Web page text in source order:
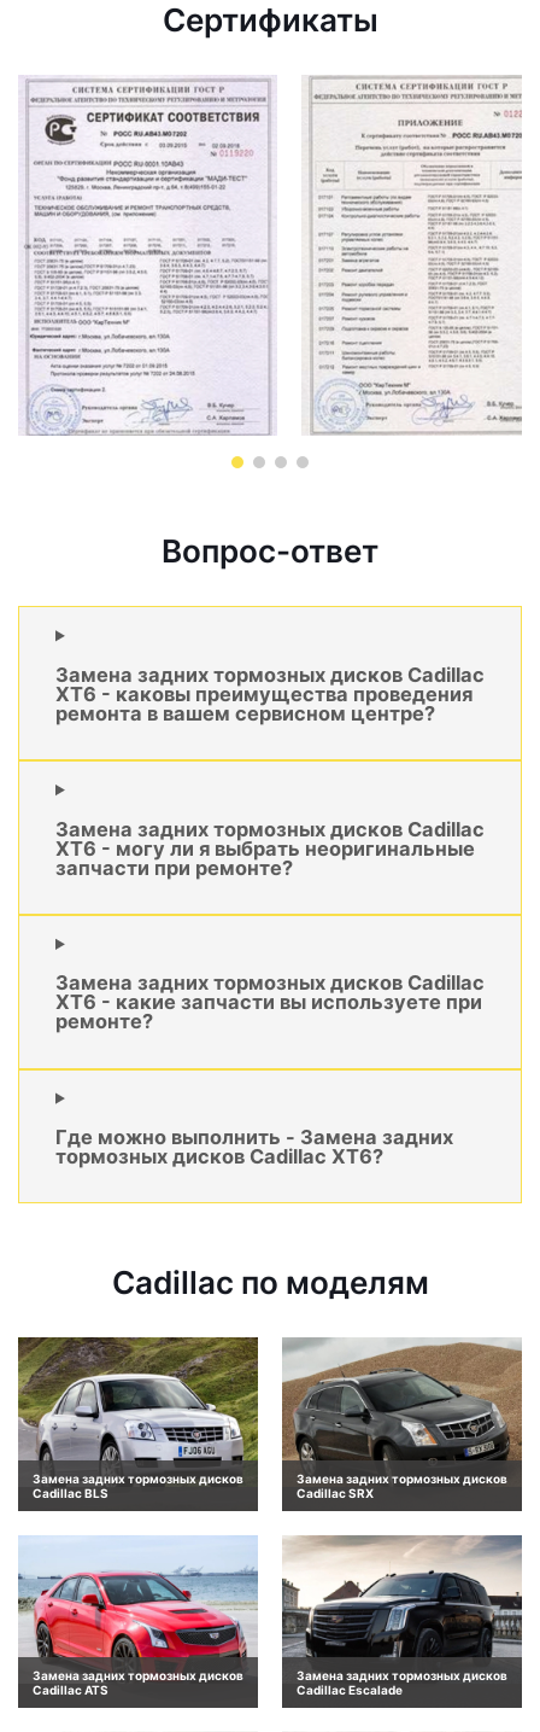
Сертификаты
Вопрос-ответ
Замена задних тормозных дисков Cadillac
XT6 - каковы преимущества проведения
ремонта в вашем сервисном центре?
Замена задних тормозных дисков Cadillac
XT6 - могу ли я выбрать неоригинальные
запчасти при ремонте?
Замена задних тормозных дисков Cadillac
XT6 - какие запчасти вы используете при
ремонте?
Где можно выполнить - Замена задних
тормозных дисков Cadillac XT6?
Cadillac по моделям
Замена задних тормозных дисков
Cadillac BLS
Замена задних тормозных дисков
Cadillac SRX
Замена задних тормозных дисков
Cadillac ATS
Замена задних тормозных дисков
Cadillac Escalade